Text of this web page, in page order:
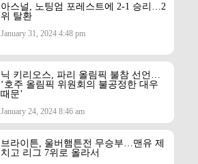
아스널, 노팅엄 포레스트에 2-1 승리…2
위 탈환
January 31, 2024 4:48 pm
닉 키리오스, 파리 올림픽 불참 선언…
‘호주 올림픽 위원회의 불공정한 대우
때문’
January 24, 2024 8:46 am
브라이튼, 울버햄튼전 무승부…맨유 제
치고 리그 7위로 올라서